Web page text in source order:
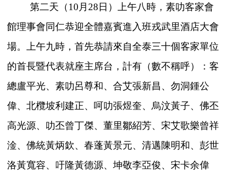
第二天（10月28日）上午八時，素叻客家會
館理事會同仁恭迎全體嘉賓進入班戎武里酒店大會
場。上午九時，首先恭請來自全泰三十個客家單位
的首長暨代表就座主席台，計有（數不稱呼）：客
總盧平光、素叻呂尊和、合艾張新昌、勿洞鍾公
偉、北欖坡利建正、呵叻張煜奎、烏汶黃子、佛丕
高光源、叻丕曾丁傑、董里鄒紹芳、宋艾歌樂曾祥
淦、佛統黃炳欽、春蓬黃景元、清邁陳明和、彭世
洛黃寬容、吁隆黃德源、坤敬李亞俊、宋卡余偉